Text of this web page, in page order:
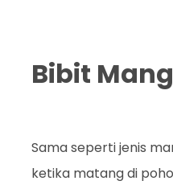
Bibit
Sama seperti jenis
ketika matang di